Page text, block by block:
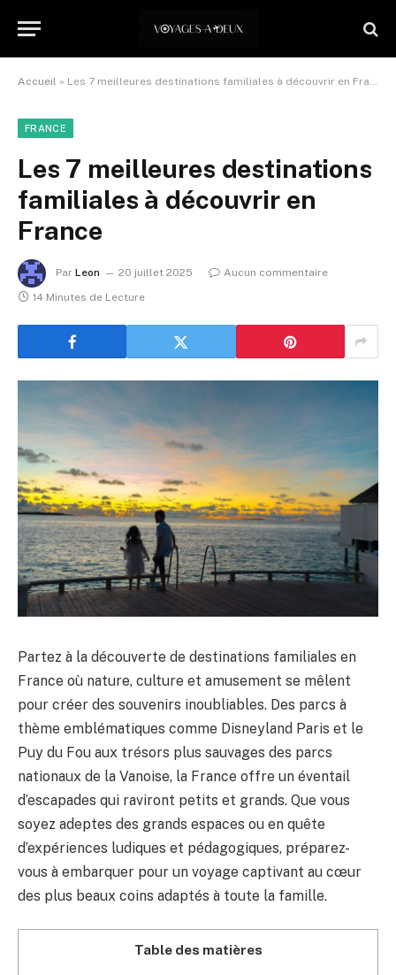
Accueil » Les 7 meilleures destinations familiales à découvrir en France
FRANCE
Les 7 meilleures destinations
familiales à découvrir en
France
Par Leon 20 juillet 2025
Aucun commentaire
14 Minutes de Lecture
Partez à la découverte de destinations familiales en
France où nature, culture et amusement se mêlent
pour créer des souvenirs inoubliables. Des parcs à
thème emblématiques comme Disneyland Paris et le
Puy du Fou aux trésors plus sauvages des parcs
nationaux de la Vanoise, la France offre un éventail
d’escapades qui raviront petits et grands. Que vous
soyez adeptes des grands espaces ou en quête
d’expériences ludiques et pédagogiques, préparez-
vous à embarquer pour un voyage captivant au cœur
des plus beaux coins adaptés à toute la famille.
Table des matières